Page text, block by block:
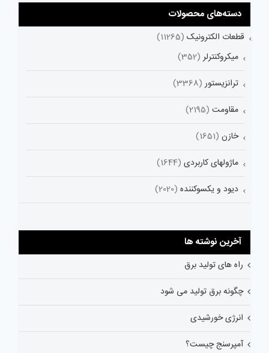
دسته‌های محصولات
قطعات الکترونیک (11265)
میکروکنترلر (352)
ترانزیستور (3368)
مقاومت (2195)
خازن (1651)
ماژولهای کاربردی (1644)
دیود و یکسوکننده (2020)
آخرین نوشته ها
راه های تولید برق
چگونه برق تولید می شود
انرژی خورشیدی
آمپرسنج چیست؟